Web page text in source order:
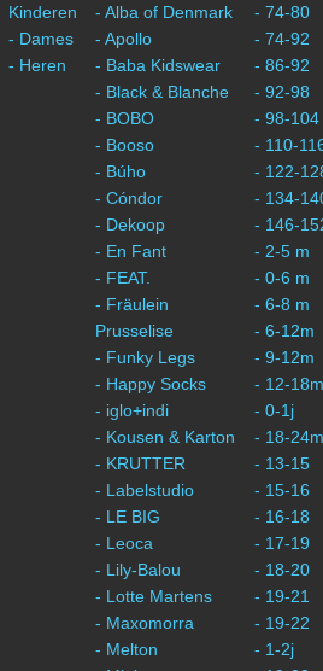
Kinderen
- Dames
- Heren
- Alba of Denmark
- Apollo
- Baba Kidswear
- Black & Blanche
- BOBO
- Booso
- Búho
- Cóndor
- Dekoop
- En Fant
- FEAT.
- Fräulein
Prusselise
- Funky Legs
- Happy Socks
- iglo+indi
- Kousen & Karton
- KRUTTER
- Labelstudio
- LE BIG
- Leoca
- Lily-Balou
- Lotte Martens
- Maxomorra
- Melton
- 74-80
- 74-92
- 86-92
- 92-98
- 98-104
- 110-
- 122-
- 134-
- 146-
- 2-5 m
- 0-6 m
- 6-8 m
- 6-12m
- 9-12m
- 12-18m
- 0-1j
- 18-24m
- 13-15
- 15-16
- 16-18
- 17-19
- 18-20
- 19-21
- 19-22
- 1-2j